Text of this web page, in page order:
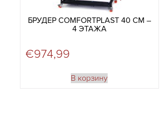
БРУДЕР COMFORTPLAST 40 СМ –
4 ЭТАЖА
€974,99
В корзину